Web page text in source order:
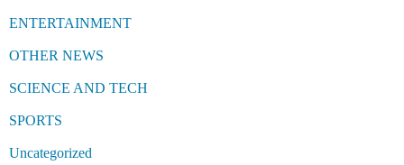
ENTERTAINMENT
OTHER NEWS
SCIENCE AND TECH
SPORTS
Uncategorized